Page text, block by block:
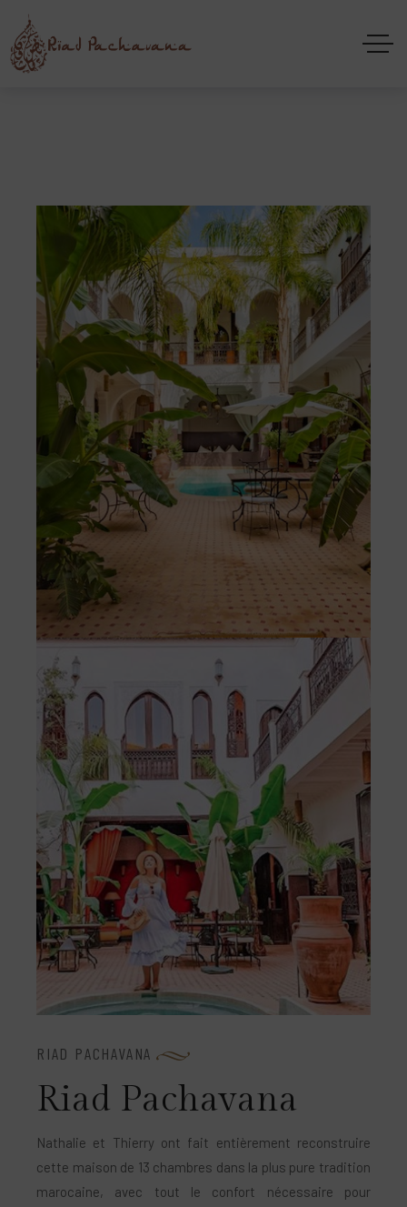
RIAD PACHAVANA
Riad Pachavana
Nathalie et Thierry ont fait entièrement reconstruire
cette maison de 13 chambres dans la plus pure tradition
marocaine, avec tout le confort nécessaire pour